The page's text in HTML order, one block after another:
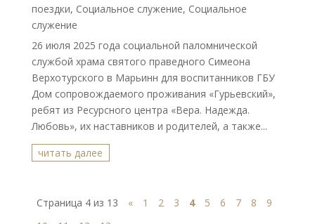
поездки, Социальное служение, Социальное
служение
26 июля 2025 года социальной паломнической
службой храма святого праведного Симеона
Верхотурского в Марьинн для воспитанников ГБУ
Дом сопровождаемого проживания «Гурьевский»,
ребят из Ресурсного центра «Вера. Надежда.
Любовь», их наставников и родителей, а также...
читать далее
Страница 4 из 13 « 1 2 3 4 5 6 7 8
9